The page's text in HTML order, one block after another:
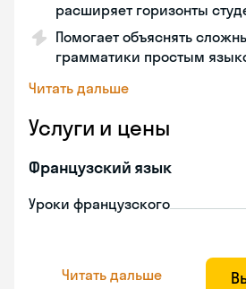
расширяет горизонты
Помогает объяснять
грамматики простым
Читать дальше
Услуги и цены
Французский язык
Уроки французского
Читать дальше